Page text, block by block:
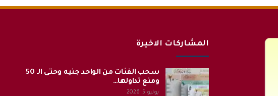
المشاركات الاخيرة
سحب الفئات من الواحد جنيه وحتى الـ 50
ومنع تداولها…
يوليو 5, 2026